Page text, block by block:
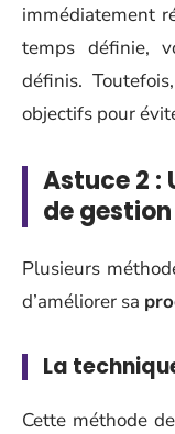
immédiatement
temps définie,
définis.
objectifs pour
Astuce 2 :
de
Plusieurs
d’améliorer sa
La
Cette méthode